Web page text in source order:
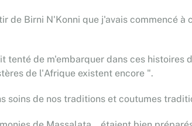
Birni N'Konni que j'avais commencé à
tenté de m'embarquer dans ces
de l'Afrique existent encore ".
soins de nos traditions et coutumes